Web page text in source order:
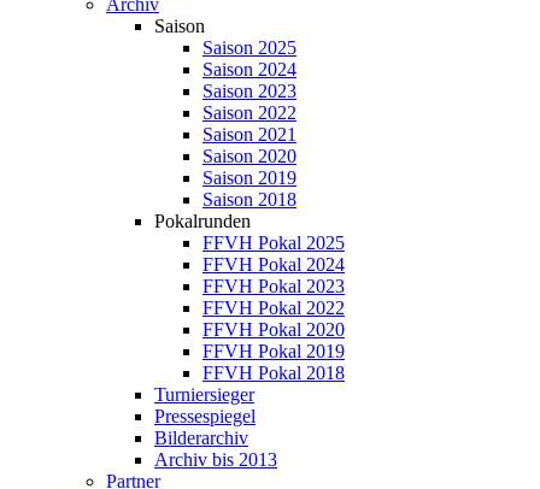
Archiv
Saison
Saison 2025
Saison 2024
Saison 2023
Saison 2022
Saison 2021
Saison 2020
Saison 2019
Saison 2018
Pokalrunden
FFVH Pokal 2025
FFVH Pokal 2024
FFVH Pokal 2023
FFVH Pokal 2022
FFVH Pokal 2020
FFVH Pokal 2019
FFVH Pokal 2018
Turniersieger
Pressespiegel
Bilderarchiv
Archiv bis 2013
Partner